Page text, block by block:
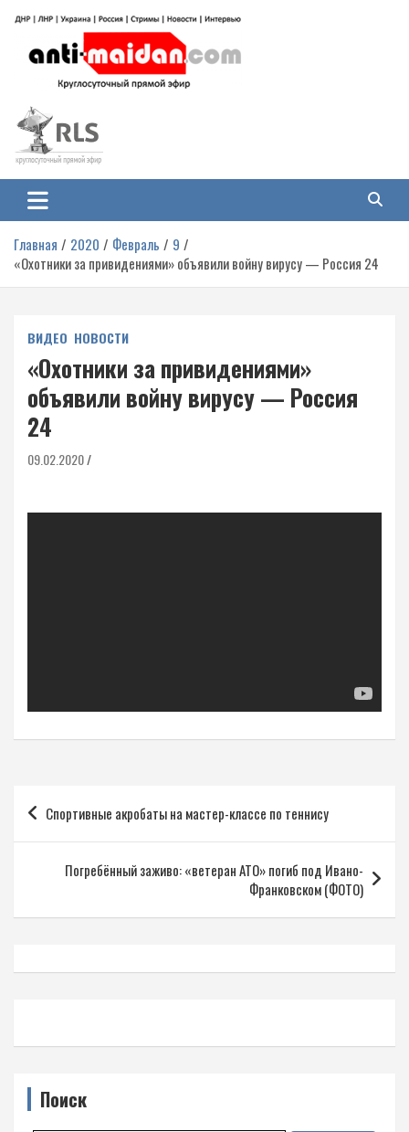
содержимому
Антимайдан: Гражданская война
на Украине
гражданской войне на Украине, включая события в Новороссии, ДНР,
ЛНР и других регионах.
Главная 2020 Февраль
9
«Охотники за привидениями» объявили войну вирусу — Россия 24
ВИДЕО НОВОСТИ
«Охотники за привидениями»
объявили войну вирусу — Россия
24
09.02.2020
Навигация
по
записям
Спортивные акробаты на мастер-классе по теннису
Погребённый заживо: «ветеран АТО» погиб под Ивано-
Франковском (ФОТО)
Поиск